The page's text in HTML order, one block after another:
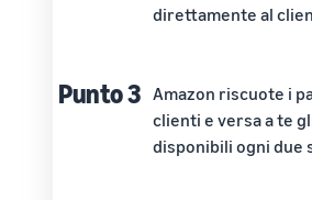
direttamente al
Punto 3 Amazon riscuote i
clienti e versa a te
disponibili ogni due